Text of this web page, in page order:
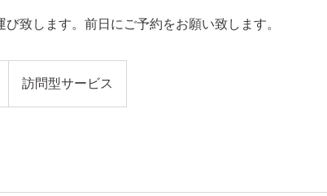
致します。前日にご予約をお願い致します。
訪問型サービス